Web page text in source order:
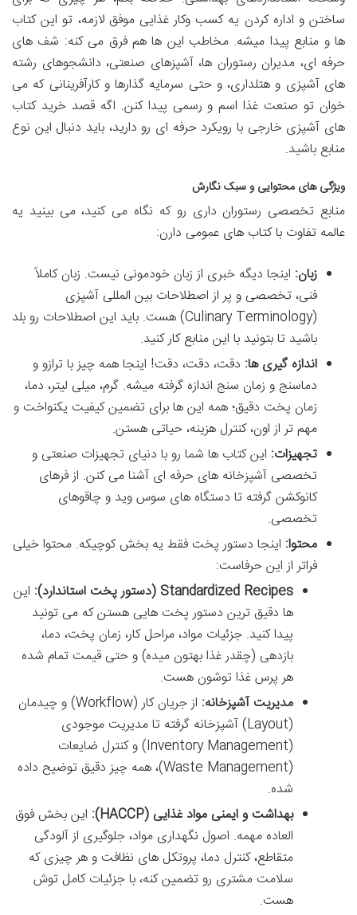
ساختن و اداره کردن یه کسب وکار غذایی موفق لازمه، تو این کتاب
ها و منابع پیدا میشه. مخاطب این ها هم فرق می کنه: شف های
حرفه ای، مدیران رستوران ها، آشپزهای صنعتی، دانشجوهای رشته
های آشپزی و هتلداری، و حتی سرمایه گذارها و کارآفرینانی که می
خوان تو صنعت غذا اسم و رسمی پیدا کنن. اگه قصد خرید کتاب
های آشپزی خارجی با رویکرد حرفه ای رو دارید، باید دنبال این نوع
منابع باشید.
ویژگی های محتوایی و سبک نگارش
منابع تخصصی رستوران داری رو که نگاه می کنید، می بینید یه
عالمه تفاوت با کتاب های عمومی دارن:
زبان: اینجا دیگه خبری از زبان خودمونی نیست. زبان کاملاً
فنی، تخصصی و پر از اصطلاحات بین المللی آشپزی
(Culinary Terminology) هست. باید این اصطلاحات رو بلد
باشید تا بتونید با این منابع کار کنید.
اندازه گیری ها: دقت، دقت، دقت! اینجا همه چیز با ترازو و
دماسنج و زمان سنج اندازه گرفته میشه. گرم، میلی لیتر، دما،
زمان پخت دقیق؛ همه این ها برای تضمین کیفیت یکنواخت و
مهم تر از اون، کنترل هزینه، حیاتی هستن.
تجهیزات: این کتاب ها شما رو با دنیای تجهیزات صنعتی و
تخصصی آشپزخانه های حرفه ای آشنا می کنن. از فرهای
کانوکشن گرفته تا دستگاه های سوس وید و چاقوهای
تخصصی.
محتوا: اینجا دستور پخت فقط یه بخش کوچیکه. محتوا خیلی
فراتر از این حرفاست:
Standardized Recipes (دستور پخت استاندارد):
این
ها دقیق ترین دستور پخت هایی هستن که می تونید
پیدا کنید. جزئیات مواد، مراحل کار، زمان پخت، دما،
بازدهی (چقدر غذا بهتون میده) و حتی قیمت تمام شده
هر پرس غذا توشون هست.
مدیریت آشپزخانه:
از جریان کار (Workflow) و چیدمان
(Layout) آشپزخانه گرفته تا مدیریت موجودی
(Inventory Management) و کنترل ضایعات
(Waste Management)، همه چیز دقیق توضیح داده
شده.
بهداشت و ایمنی مواد غذایی (HACCP):
این بخش فوق
العاده مهمه. اصول نگهداری مواد، جلوگیری از آلودگی
متقاطع، کنترل دما، پروتکل های نظافت و هر چیزی که
سلامت مشتری رو تضمین کنه، با جزئیات کامل توش
هست.